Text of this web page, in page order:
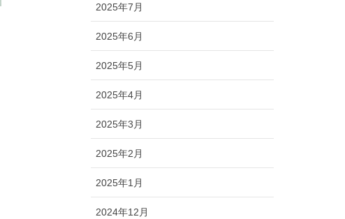
2025年7月
2025年6月
2025年5月
2025年4月
2025年3月
2025年2月
2025年1月
2024年12月